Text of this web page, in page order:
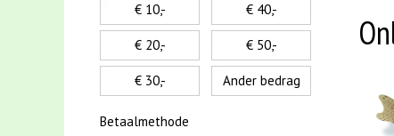
€ 10,-
€ 20,-
€ 30,-
€ 40,-
€ 50,-
Ander bedrag
Betaalmethode